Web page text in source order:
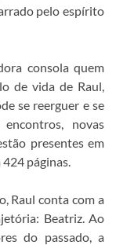
pelo espírito
consola quem
de vida de Raul,
se reerguer e se
novas
presentes em
páginas.
Raul conta com a
Beatriz. Ao
do passado, a